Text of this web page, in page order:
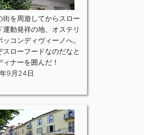
街を周遊してからスロー
運動発祥の地、オステリ
ッコンディヴィーノへ。
スローフードなのだなと
ィナーを囲んだ！
9月24日